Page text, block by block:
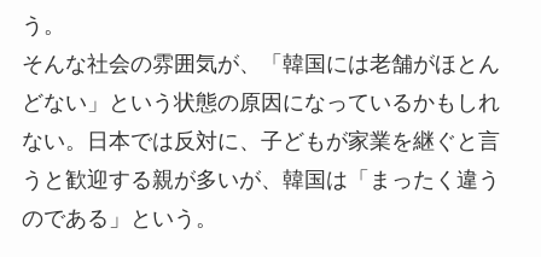
う。
そんな社会の雰囲気が、「韓国には老舗がほとん
どない」という状態の原因になっているかもしれ
ない。日本では反対に、子どもが家業を継ぐと言
うと歓迎する親が多いが、韓国は「まったく違う
のである」という。